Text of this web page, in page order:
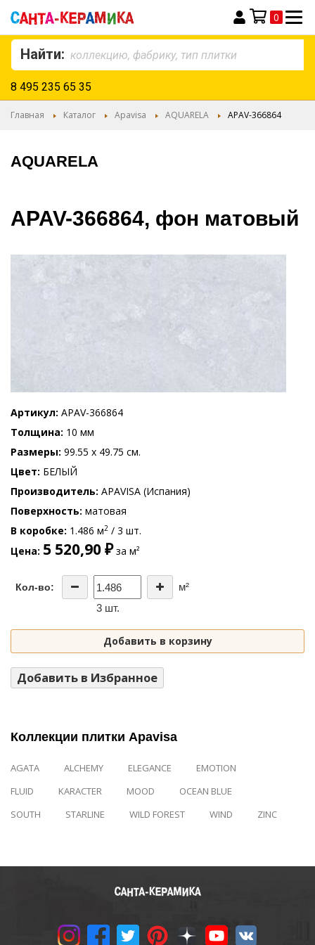
Моя корзина
0
Найти:
8 495 235 65 35
Главная Каталог Apavisa AQUARELA APAV-366864
AQUARELA
APAV-366864, фон матовый
Артикул APAV-366864
Толщина 10 мм
Размеры 99.55 x 49.75 см.
Цвет БЕЛЫЙ
Производитель APAVISA (Испания)
Поверхность матовая
В коробке 1.486 м2 / 3 шт.
Цена 5 520,90 ₽за м²
Кол-во:
м²
3 шт.
Добавить в корзину
Добавить в Избранное
Коллекции плитки Apavisa
AGATA ALCHEMY ELEGANCE
EMOTION
FLUID
KARACTER MOOD
OCEAN BLUE
SOUTH
STARLINE WILD FOREST WIND ZINC